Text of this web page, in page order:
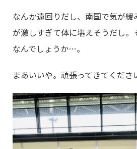
なんか遠回りだし、南国で気が
が激しすぎて体に堪えそうだし。
なんでしょうか…。
まあいいや。頑張ってきてくださ